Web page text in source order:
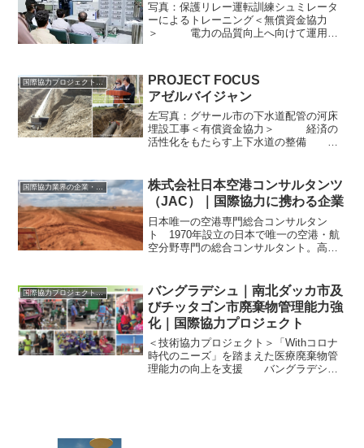
写真：保護リレー運転訓練シュミレータ
ーによるトレーニング＜無償資金協力
＞ 電力の品質向上へ向けて運用員
グ：（株）アジア共同設計コンサルタン
ト、八千代エンジニヤリング（...
国際協力プロジェクトのリスト
PROJECT FOCUS
アゼルバイジャン
左写真：グサール市の下水道配管の河床
埋設工事＜有償資金協力＞ 経済の
活性化をもたらす上下水道の整備
ンターナショナルアゼルバイジャン共和
国は、原油の輸出により1...
国際協力業界の企業・団体情報
株式会社日本空港コンサルタンツ
（JAC）｜国際協力に携わる企業
日本唯一の空港専門総合コンサルタン
ト 1970年設立の日本で唯一の空港・航
空分野専門の総合コンサルタント。高度
ぼう」という初代会長の呼びかけによっ
て設立された。以来、国...
国際協力プロジェクトのリスト
バングラデシュ｜南北ダッカ市及
びチッタゴン市廃棄物管理能力強
化｜国際協力プロジェクト
＜技術協力プロジェクト＞「Withコロナ
時代のニーズ」を踏まえた医療廃棄物管
理能力の向上を支援 バングラデシュ